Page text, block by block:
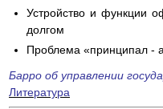
Устройство и функции
долгом
Проблема «принципал -
Барро об управлении
Литература